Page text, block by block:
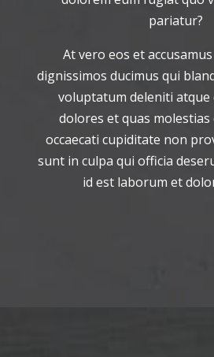
pariatur?
At vero eos et
dignissimos ducimus qui
voluptatum deleniti
dolores et quas
occaecati cupiditate non
sunt in culpa qui officia
id est laborum et